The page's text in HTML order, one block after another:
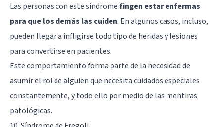
Las personas con este síndromefingen estar enfermas
para que los demás las cuiden. En algunos casos, incluso,
pueden llegar a infligirse todo tipo de heridas y lesiones
para convertirse en pacientes.
Este comportamiento forma parte de la necesidad de
asumir el rol de alguien que necesita cuidados especiales
constantemente, y todo ello por medio de las mentiras
patológicas.